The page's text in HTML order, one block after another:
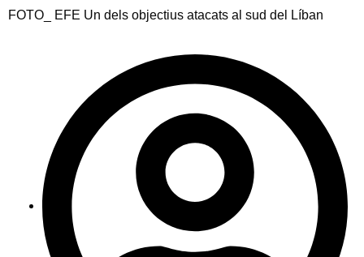
FOTO_ EFE Un dels objectius atacats al sud del Líban